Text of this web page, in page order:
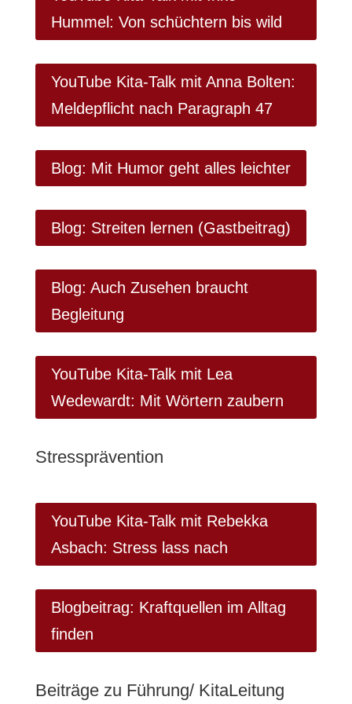
Hummel: Von schüchtern bis wild
YouTube Kita-Talk mit Anna Bolten:
Meldepflicht nach Paragraph 47
Blog: Mit Humor geht alles leichter
Blog: Streiten lernen (Gastbeitrag)
Blog: Auch Zusehen braucht
Begleitung
YouTube Kita-Talk mit Lea
Wedewardt: Mit Wörtern zaubern
Stressprävention
YouTube Kita-Talk mit Rebekka
Asbach: Stress lass nach
Blogbeitrag: Kraftquellen im Alltag
finden
Beiträge zu Führung/ KitaLeitung